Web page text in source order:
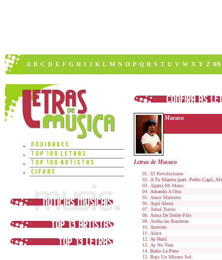
A B C D E F G H I J K L M N O P Q R S T U V W X Y Z 0/9
Macaco
Letras de Macaco
33 Revoluciones
A Tu Manera (part. Pedro Capó,
Agarra Mi Mano
Amando A Otra
Amor Marinero
Aquí Ahora
Árbol Torcío
Arma De Doble Filo
Arriba las Banderas
Atrevete
Aüita
Ay Haití
Ay No Veas
Bailo La Pena
Bajo Un Mismo Sol